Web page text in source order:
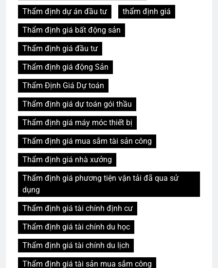
Thẩm định dự án đầu tư
thẩm định giá
Thẩm định giá bất động sản
Thẩm định giá đầu tư
Thẩm định giá động Sản
Thẩm Định Giá Dự toán
Thẩm định giá dự toán gói thầu
Thẩm định giá máy móc thiết bị
Thẩm định giá mua sắm tài sản công
Thẩm định giá nhà xưởng
Thẩm định giá phương tiện vận tải đã qua sử
dụng
Thẩm định giá tài chính định cư
Thẩm định giá tài chính du học
Thẩm định giá tài chính du lịch
Thẩm định giá tài sản mua sắm công